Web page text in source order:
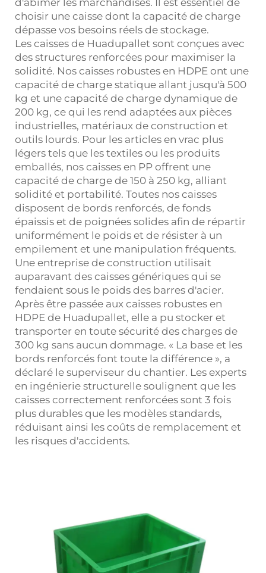
d'abîmer les marchandises. Il est essentiel de
choisir une caisse dont la capacité de charge
dépasse vos besoins réels de stockage.
Les caisses de Huadupallet sont conçues avec
des structures renforcées pour maximiser la
solidité. Nos caisses robustes en HDPE ont une
capacité de charge statique allant jusqu'à 500
kg et une capacité de charge dynamique de
200 kg, ce qui les rend adaptées aux pièces
industrielles, matériaux de construction et
outils lourds. Pour les articles en vrac plus
légers tels que les textiles ou les produits
emballés, nos caisses en PP offrent une
capacité de charge de 150 à 250 kg, alliant
solidité et portabilité. Toutes nos caisses
disposent de bords renforcés, de fonds
épaissis et de poignées solides afin de répartir
uniformément le poids et de résister à un
empilement et une manipulation fréquents.
Une entreprise de construction utilisait
auparavant des caisses génériques qui se
fendaient sous le poids des barres d'acier.
Après être passée aux caisses robustes en
HDPE de Huadupallet, elle a pu stocker et
transporter en toute sécurité des charges de
300 kg sans aucun dommage. « La base et les
bords renforcés font toute la différence », a
déclaré le superviseur du chantier. Les experts
en ingénierie structurelle soulignent que les
caisses correctement renforcées sont 3 fois
plus durables que les modèles standards,
réduisant ainsi les coûts de remplacement et
les risques d'accidents.